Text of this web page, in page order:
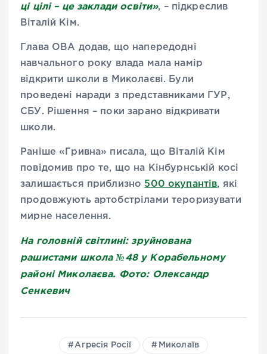
ці цілі – це заклади освіти», – підкреслив
Віталій Кім.
Глава ОВА додав, що напередодні
навчального року влада мала намір
відкрити школи в Миколаєві. Були
проведені наради з представниками ГУР,
СБУ. Рішення – поки зарано відкривати
школи.
Раніше «Гривна» писала, що Віталій Кім
повідомив про те, що на Кінбурнській косі
залишається приблизно 500 окупантів, які
продовжують артобстрілами тероризувати
мирне населення.
На головній світлині: зруйнована
рашистами школа №48 у Корабельному
районі Миколаєва. Фото: Олександр
Сенкевич
Агресія Росії Миколаїв